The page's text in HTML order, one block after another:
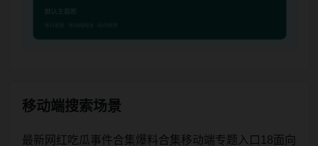
移动端搜索场景
最新网红吃瓜事件合集爆料合集移动端专题入口18面向